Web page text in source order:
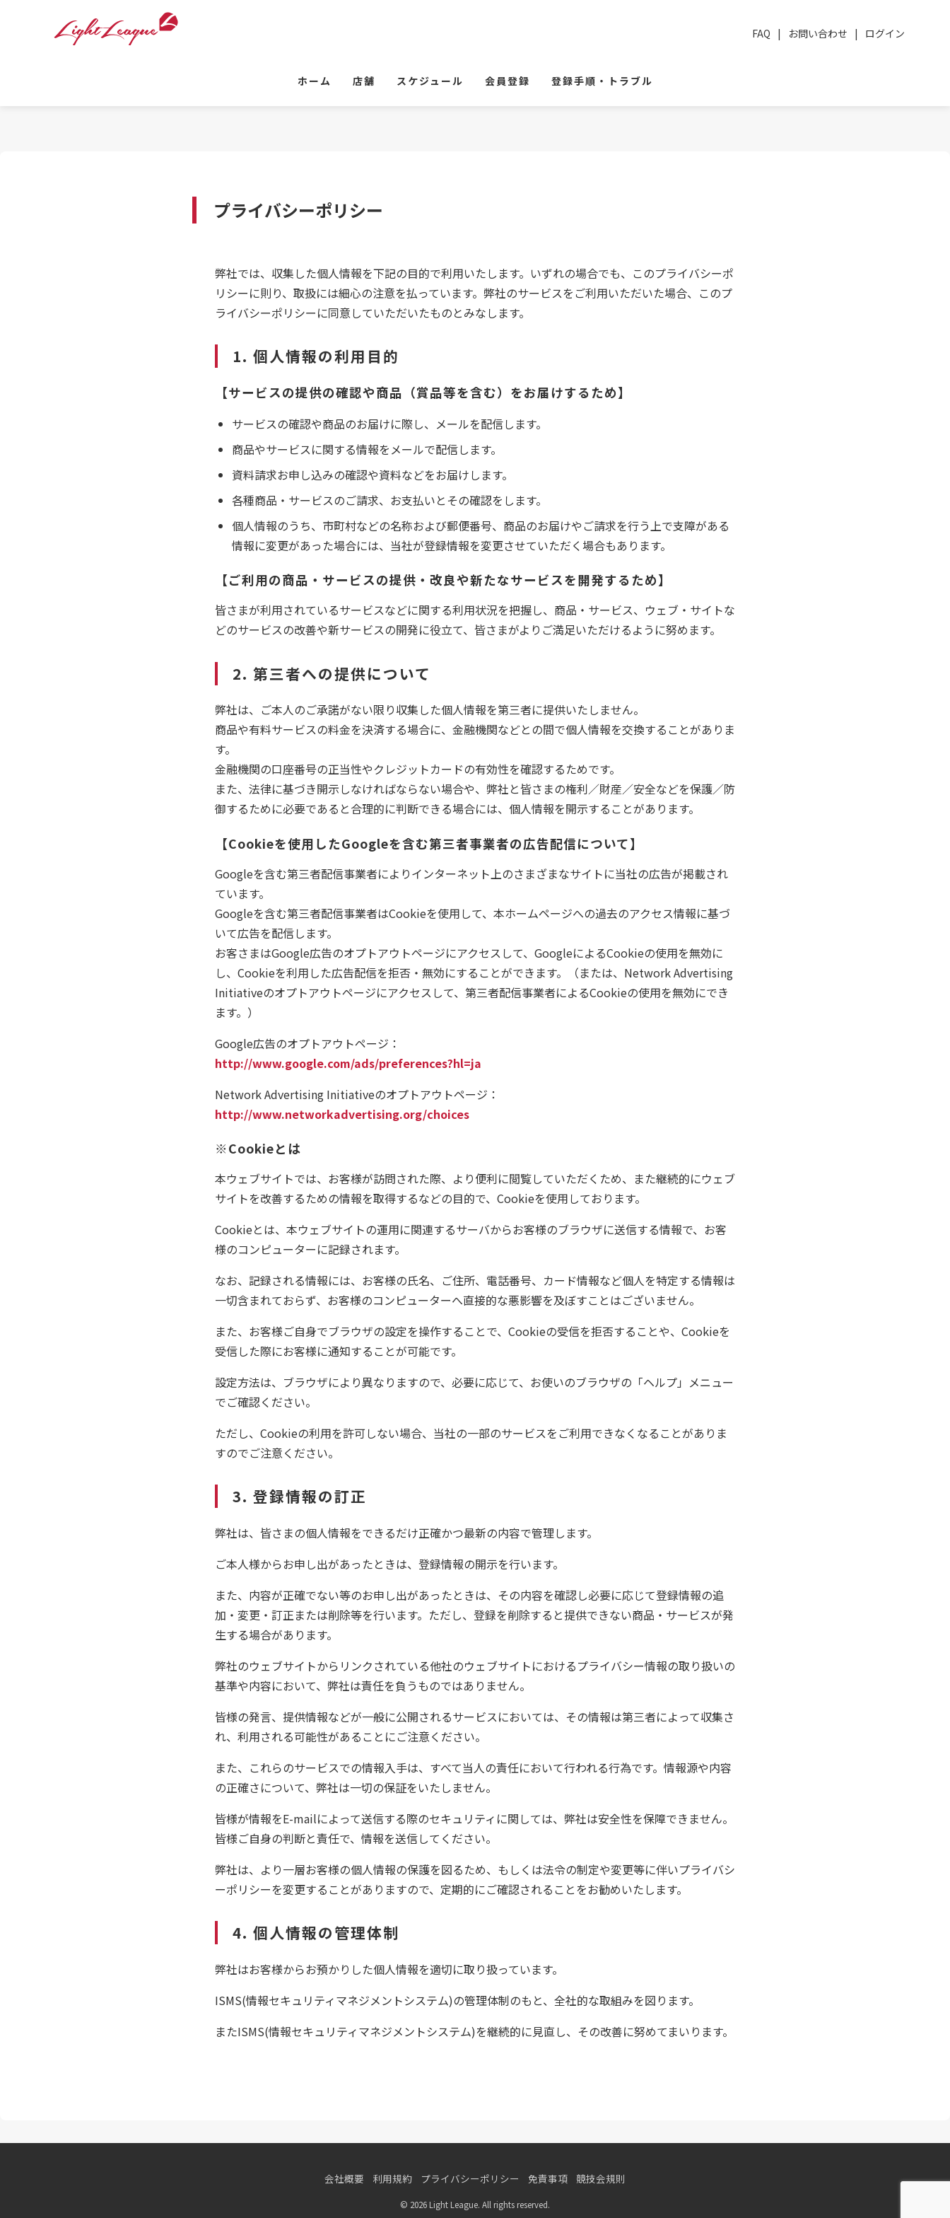
FAQ | お問い合わせ | ログイン
ホーム 店舗 スケジュール 会員登録 登録手順・トラブル
プライバシーポリシー
弊社では、収集した個人情報を下記の目的で利用いたします。いずれの場合でも、このプライバシーポ
リシーに則り、取扱には細心の注意を払っています。弊社のサービスをご利用いただいた場合、このプ
ライバシーポリシーに同意していただいたものとみなします。
1. 個人情報の利用目的
【サービスの提供の確認や商品（賞品等を含む）をお届けするため】
サービスの確認や商品のお届けに際し、メールを配信します。
商品やサービスに関する情報をメールで配信します。
資料請求お申し込みの確認や資料などをお届けします。
各種商品・サービスのご請求、お支払いとその確認をします。
個人情報のうち、市町村などの名称および郵便番号、商品のお届けやご請求を行う上で支障がある
情報に変更があった場合には、当社が登録情報を変更させていただく場合もあります。
【ご利用の商品・サービスの提供・改良や新たなサービスを開発するため】
皆さまが利用されているサービスなどに関する利用状況を把握し、商品・サービス、ウェブ・サイトな
どのサービスの改善や新サービスの開発に役立て、皆さまがよりご満足いただけるように努めます。
2. 第三者への提供について
弊社は、ご本人のご承諾がない限り収集した個人情報を第三者に提供いたしません。
商品や有料サービスの料金を決済する場合に、金融機関などとの間で個人情報を交換することがありま
す。
金融機関の口座番号の正当性やクレジットカードの有効性を確認するためです。
また、法律に基づき開示しなければならない場合や、弊社と皆さまの権利／財産／安全などを保護／防
御するために必要であると合理的に判断できる場合には、個人情報を開示することがあります。
【Cookieを使用したGoogleを含む第三者事業者の広告配信について】
Googleを含む第三者配信事業者によりインターネット上のさまざまなサイトに当社の広告が掲載され
ています。
Googleを含む第三者配信事業者はCookieを使用して、本ホームページへの過去のアクセス情報に基づ
いて広告を配信します。
お客さまはGoogle広告のオプトアウトページにアクセスして、GoogleによるCookieの使用を無効に
し、Cookieを利用した広告配信を拒否・無効にすることができます。（または、Network Advertising
Initiativeのオプトアウトページにアクセスして、第三者配信事業者によるCookieの使用を無効にでき
ます。）
Google広告のオプトアウトページ：
http://www.google.com/ads/preferences?hl=ja
Network Advertising Initiativeのオプトアウトページ：
http://www.networkadvertising.org/choices
※Cookieとは
本ウェブサイトでは、お客様が訪問された際、より便利に閲覧していただくため、また継続的にウェブ
サイトを改善するための情報を取得するなどの目的で、Cookieを使用しております。
Cookieとは、本ウェブサイトの運用に関連するサーバからお客様のブラウザに送信する情報で、お客
様のコンピューターに記録されます。
なお、記録される情報には、お客様の氏名、ご住所、電話番号、カード情報など個人を特定する情報は
一切含まれておらず、お客様のコンピューターへ直接的な悪影響を及ぼすことはございません。
また、お客様ご自身でブラウザの設定を操作することで、Cookieの受信を拒否することや、Cookieを
受信した際にお客様に通知することが可能です。
設定方法は、ブラウザにより異なりますので、必要に応じて、お使いのブラウザの「ヘルプ」メニュー
でご確認ください。
ただし、Cookieの利用を許可しない場合、当社の一部のサービスをご利用できなくなることがありま
すのでご注意ください。
3. 登録情報の訂正
弊社は、皆さまの個人情報をできるだけ正確かつ最新の内容で管理します。
ご本人様からお申し出があったときは、登録情報の開示を行います。
また、内容が正確でない等のお申し出があったときは、その内容を確認し必要に応じて登録情報の追
加・変更・訂正または削除等を行います。ただし、登録を削除すると提供できない商品・サービスが発
生する場合があります。
弊社のウェブサイトからリンクされている他社のウェブサイトにおけるプライバシー情報の取り扱いの
基準や内容において、弊社は責任を負うものではありません。
皆様の発言、提供情報などが一般に公開されるサービスにおいては、その情報は第三者によって収集さ
れ、利用される可能性があることにご注意ください。
また、これらのサービスでの情報入手は、すべて当人の責任において行われる行為です。情報源や内容
の正確さについて、弊社は一切の保証をいたしません。
皆様が情報をE-mailによって送信する際のセキュリティに関しては、弊社は安全性を保障できません。
皆様ご自身の判断と責任で、情報を送信してください。
弊社は、より一層お客様の個人情報の保護を図るため、もしくは法令の制定や変更等に伴いプライバシ
ーポリシーを変更することがありますので、定期的にご確認されることをお勧めいたします。
4. 個人情報の管理体制
弊社はお客様からお預かりした個人情報を適切に取り扱っています。
ISMS(情報セキュリティマネジメントシステム)の管理体制のもと、全社的な取組みを図ります。
またISMS(情報セキュリティマネジメントシステム)を継続的に見直し、その改善に努めてまいります。
会社概要 利用規約 プライバシーポリシー 免責事項 競技会規則
© 2026 Light League. All rights reserved.